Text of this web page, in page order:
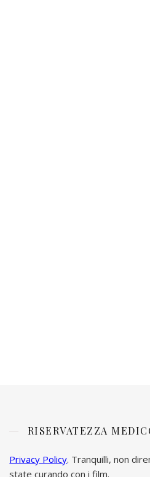
RISERVATEZZA
Privacy Policy. Tranquilli, non
state curando con i film.